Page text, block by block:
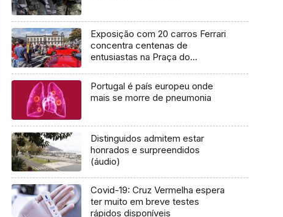
Exposição com 20 carros Ferrari
concentra centenas de
entusiastas na Praça do
Portugal é país europeu onde
mais se morre de pneumonia
Distinguidos admitem estar
honrados e surpreendidos
(áudio)
Covid-19: Cruz Vermelha espera
ter muito em breve testes
rápidos disponíveis